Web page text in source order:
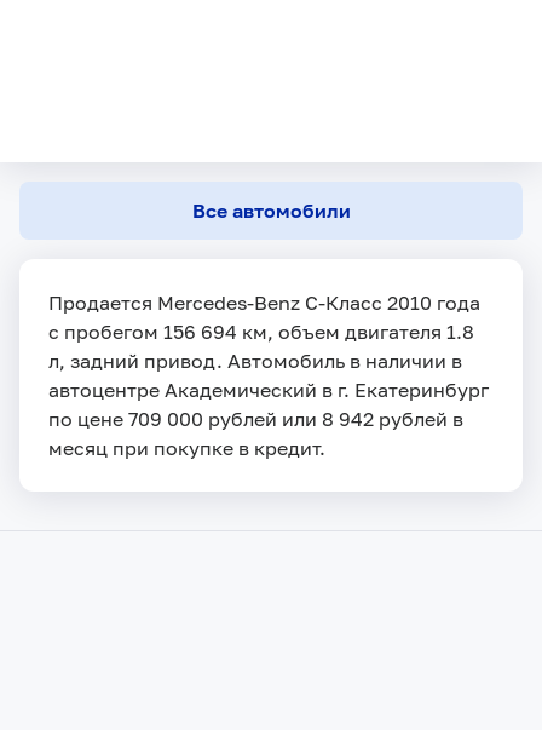
Все автомобили
Продается Mercedes-Benz C-Класс 2010 года
с пробегом 156 694 км, объем двигателя 1.8
л, задний привод. Автомобиль в наличии в
автоцентре Академический в г. Екатеринбург
по цене 709 000 рублей или 8 942 рублей в
месяц при покупке в кредит.